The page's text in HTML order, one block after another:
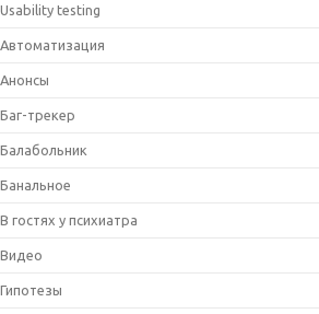
Usability testing
Автоматизация
Анонсы
Баг-трекер
Балабольник
Банальное
В гостях у психиатра
Видео
Гипотезы